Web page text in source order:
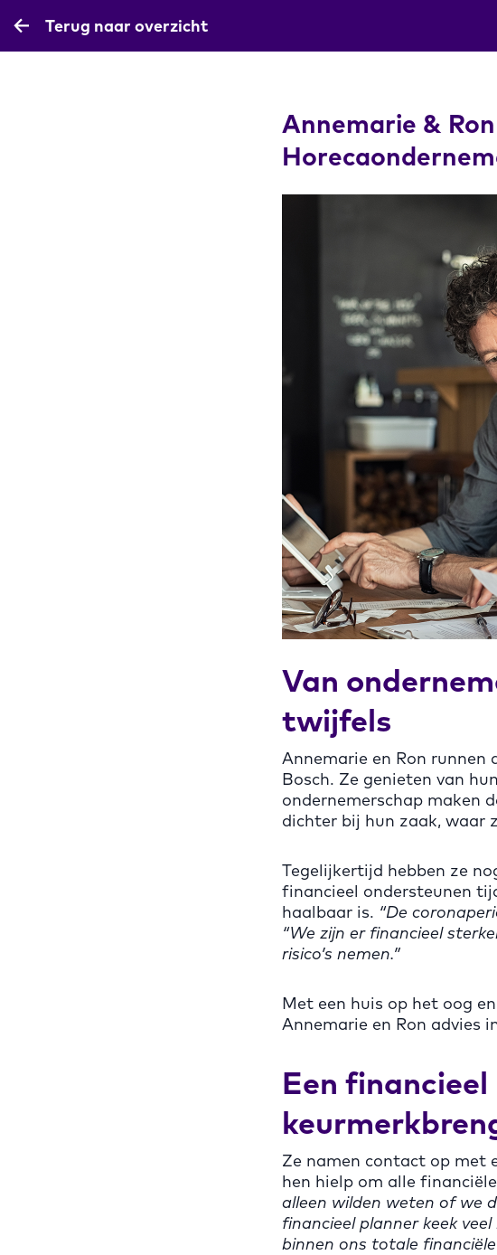
Terug naar overzicht
Annemarie &
Van
twijfels
Annemarie en Ron runnen
Bosch. Ze genieten van
ondernemerschap maken
dichter bij hun zaak, waar
Tegelijkertijd hebben ze
financieel ondersteunen
haalbaar is. “De
“We zijn er financieel
risico’s nemen.”
Met een huis op het oog
Annemarie en Ron advies
Een
Ze namen contact op met
hen hielp om alle
alleen wilden weten of we
financieel planner keek
binnen ons totale